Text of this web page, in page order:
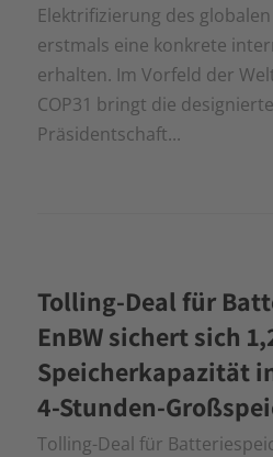
Elektrifizierung des
erstmals eine konkrete
erhalten. Im Vorfeld der
COP31 bringt die
Präsidentschaft...
Tolling-Deal für
EnBW sichert sich
Speicherkapazität
4-Stunden-
Tolling-Deal für